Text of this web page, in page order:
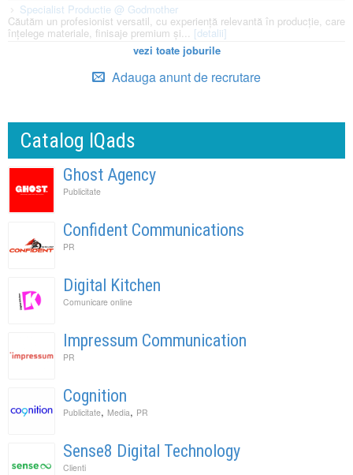
Specialist Productie @ Godmother
Căutăm un profesionist versatil, cu experiență relevantă în producție, care
înțelege materiale, finisaje premium și... [detalii]
vezi toate joburile
Adauga anunt de recrutare
Catalog IQads
Ghost Agency
Publicitate
Confident Communications
PR
Digital Kitchen
Comunicare online
Impressum Communication
PR
Cognition
Publicitate, Media, PR
Sense8 Digital Technology
Clienti